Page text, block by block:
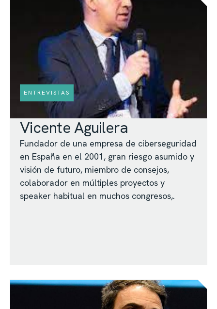
ENTREVISTAS
Vicente Aguilera
Fundador de una empresa de ciberseguridad
en España en el 2001, gran riesgo asumido y
visión de futuro, miembro de consejos,
colaborador en múltiples proyectos y
speaker habitual en muchos congresos,.